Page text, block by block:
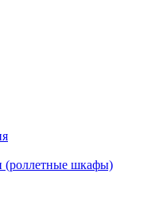
(роллетные шкафы)